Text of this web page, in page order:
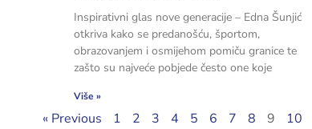
Inspirativni glas nove generacije – Edna Šunjić
otkriva kako se predanošću, športom,
obrazovanjem i osmijehom pomiču granice te
zašto su najveće pobjede često one koje
Više »
« Previous 1 2 3 4 5 6 7 8 9 10